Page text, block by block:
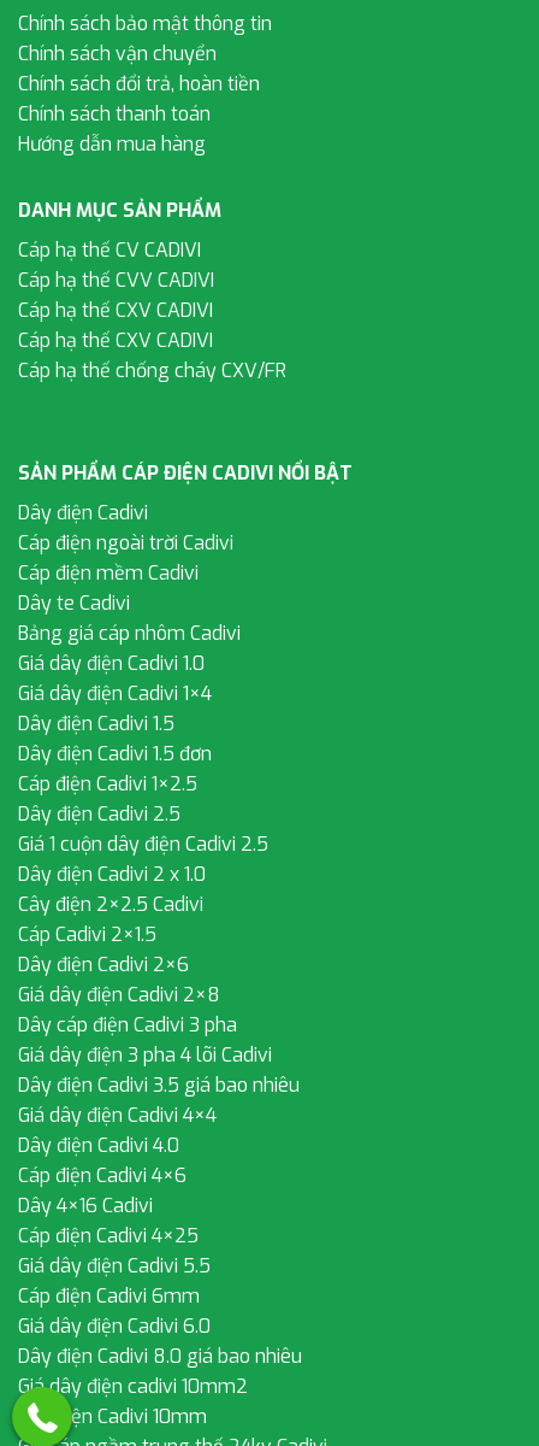
Chính sách bảo mật thông tin
Chính sách vận chuyển
Chính sách đổi trả, hoàn tiền
Chính sách thanh toán
Hướng dẫn mua hàng
DANH MỤC SẢN PHẨM
Cáp hạ thế CV CADIVI
Cáp hạ thế CVV CADIVI
Cáp hạ thế CXV CADIVI
Cáp hạ thế CXV CADIVI
Cáp hạ thế chống cháy CXV/FR
SẢN PHẨM CÁP ĐIỆN CADIVI NỔI BẬT
Dây điện Cadivi
Cáp điện ngoài trời Cadivi
Cáp điện mềm Cadivi
Dây te Cadivi
Bảng giá cáp nhôm Cadivi
Giá dây điện Cadivi 1.0
Giá dây điện Cadivi 1×4
Dây điện Cadivi 1.5
Dây điện Cadivi 1.5 đơn
Cáp điện Cadivi 1×2.5
Dây điện Cadivi 2.5
Giá 1 cuộn dây điện Cadivi 2.5
Dây điện Cadivi 2 x 1.0
Cây điện 2×2.5 Cadivi
Cáp Cadivi 2×1.5
Dây điện Cadivi 2×6
Giá dây điện Cadivi 2×8
Dây cáp điện Cadivi 3 pha
Giá dây điện 3 pha 4 lõi Cadivi
Dây điện Cadivi 3.5 giá bao nhiêu
Giá dây điện Cadivi 4×4
Dây điện Cadivi 4.0
Cáp điện Cadivi 4×6
Dây 4×16 Cadivi
Cáp điện Cadivi 4×25
Giá dây điện Cadivi 5.5
Cáp điện Cadivi 6mm
Giá dây điện Cadivi 6.0
Dây điện Cadivi 8.0 giá bao nhiêu
Giá dây điện cadivi 10mm2
Dây điện Cadivi 10mm